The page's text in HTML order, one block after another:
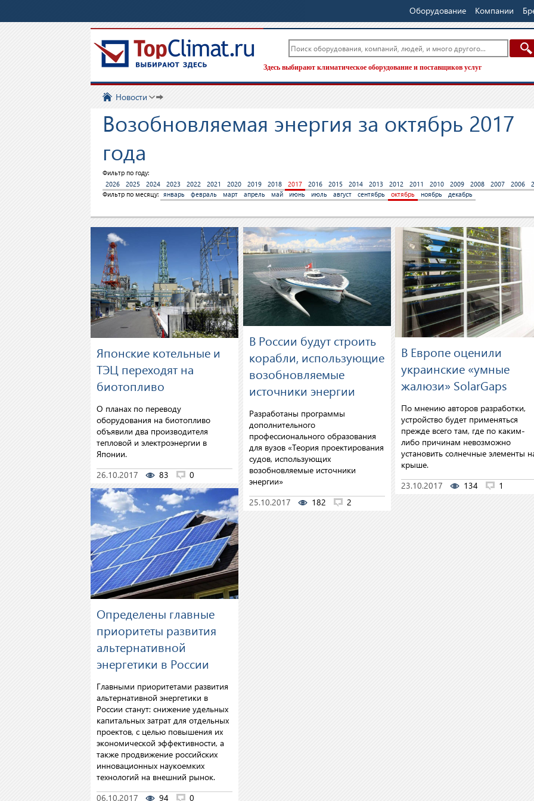
Оборудование Компании
Здесь выбирают климатическое оборудование и поставщиков услуг
Новости
Возобновляемая энергия за октябрь 2017
года
Фильтр по году:
2026
2025 2024 2023 2022 2021 2020 2019 2018 2017 2016 2015 2014 2013 2012 2011 2010 2009 2008 2007 2006
Фильтр по месяцу:
январь февраль март апрель май июнь июль август сентябрь октябрь ноябрь декабрь
Японские котельные и
ТЭЦ переходят на
биотопливо
О планах по переводу
оборудования на биотопливо
объявили два производителя
тепловой и электроэнергии в
Японии.
26.10.2017
83 0
Определены главные
приоритеты развития
альтернативной
энергетики в России
Главными приоритетами развития
альтернативной энергетики в
России станут: снижение удельных
капитальных затрат для отдельных
проектов, с целью повышения их
экономической эффективности, а
также продвижение российских
инновационных наукоемких
технологий на внешний рынок.
06.10.2017
94 0
В России будут строить
корабли, использующие
возобновляемые
источники энергии
Разработаны программы
дополнительного
профессионального образования
для вузов «Теория проектирования
судов, использующих
возобновляемые источники
энергии»
25.10.2017
182 2
В Европе оценили
украинские «умные
жалюзи» SolarGaps
По мнению авторов разработки,
устройство будет применяться
прежде всего там, где по каким-
либо причинам невозможно
установить солнечные элементы
крыше.
23.10.2017
134 1